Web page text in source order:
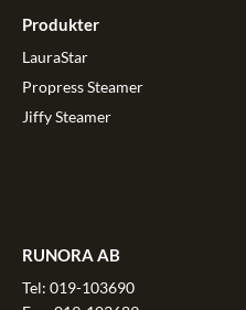
Produkter
LauraStar
Propress Steamer
Jiffy Steamer
RUNORA AB
Tel: 019-103690